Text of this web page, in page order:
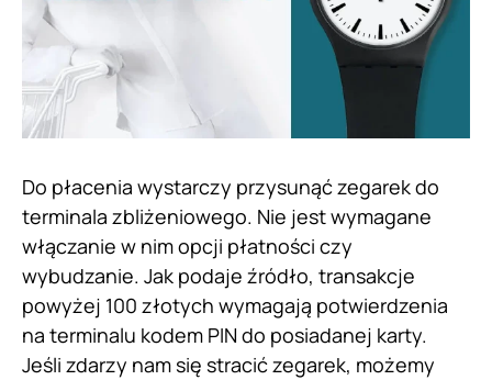
Do płacenia wystarczy przysunąć zegarek do
terminala zbliżeniowego. Nie jest wymagane
włączanie w nim opcji płatności czy
wybudzanie. Jak podaje źródło, transakcje
powyżej 100 złotych wymagają potwierdzenia
na terminalu kodem PIN do posiadanej karty.
Jeśli zdarzy nam się stracić zegarek, możemy